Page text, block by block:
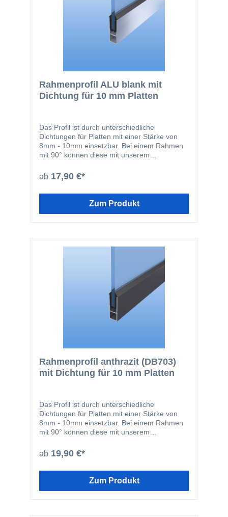
Rahmenprofil ALU blank mit
Dichtung für 10 mm Platten
Das Profil ist durch unterschiedliche
Dichtungen für Platten mit einer Stärke von
8mm - 10mm einsetzbar. Bei einem Rahmen
mit 90° können diese mit unserem
ab 17,90 €*
Zum Produkt
Rahmenprofil anthrazit (DB703)
mit Dichtung für 10 mm Platten
Das Profil ist durch unterschiedliche
Dichtungen für Platten mit einer Stärke von
8mm - 10mm einsetzbar. Bei einem Rahmen
mit 90° können diese mit unserem
ab 19,90 €*
Zum Produkt